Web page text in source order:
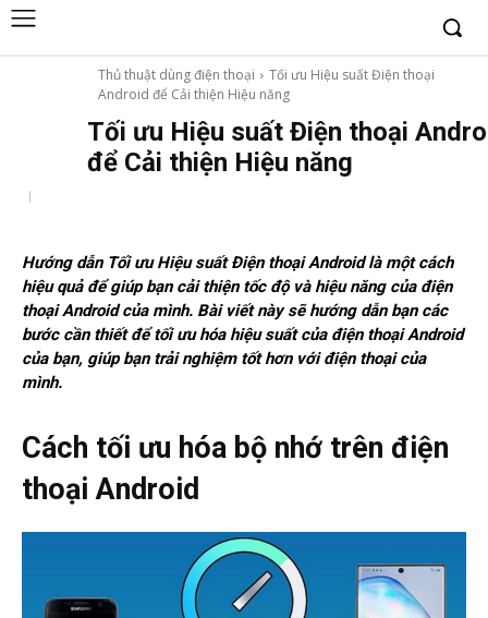
Thủ thuật dùng điện thoại
Tối ưu Hiệu suất Điện thoại
Android để Cải thiện Hiệu năng
Tối ưu Hiệu suất Điện thoại
để Cải thiện Hiệu năng
Hướng dẫn Tối ưu Hiệu suất Điện thoại Android là một cách
hiệu quả để giúp bạn cải thiện tốc độ và hiệu năng của điện
thoại Android của mình. Bài viết này sẽ hướng dẫn bạn các
bước cần thiết để tối ưu hóa hiệu suất của điện thoại Android
của bạn, giúp bạn trải nghiệm tốt hơn với điện thoại của
mình.
Cách tối ưu hóa bộ nhớ trên điện
thoại Android